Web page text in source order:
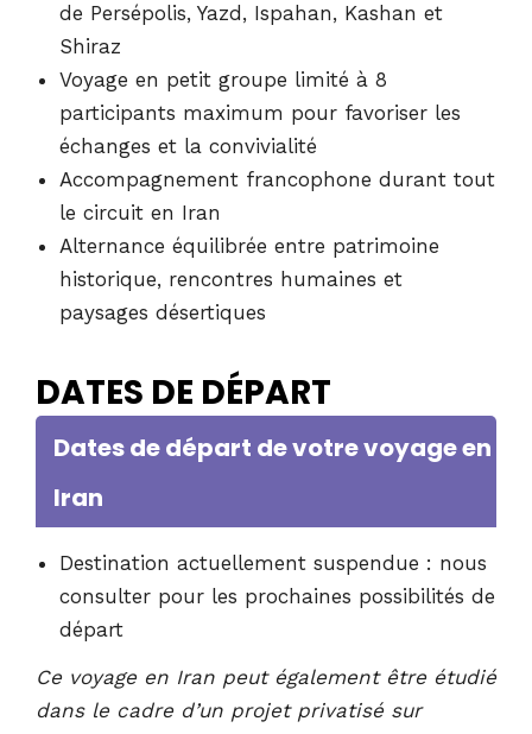
de Persépolis, Yazd, Ispahan, Kashan et
Shiraz
Voyage en petit groupe limité à 8
participants maximum pour favoriser les
échanges et la convivialité
Accompagnement francophone durant tout
le circuit en Iran
Alternance équilibrée entre patrimoine
historique, rencontres humaines et
paysages désertiques
DATES DE DÉPART
Dates de départ de votre voyage en
Iran
Destination actuellement suspendue : nous
consulter pour les prochaines possibilités de
départ
Ce voyage en Iran peut également être étudié
dans le cadre d’un projet privatisé sur